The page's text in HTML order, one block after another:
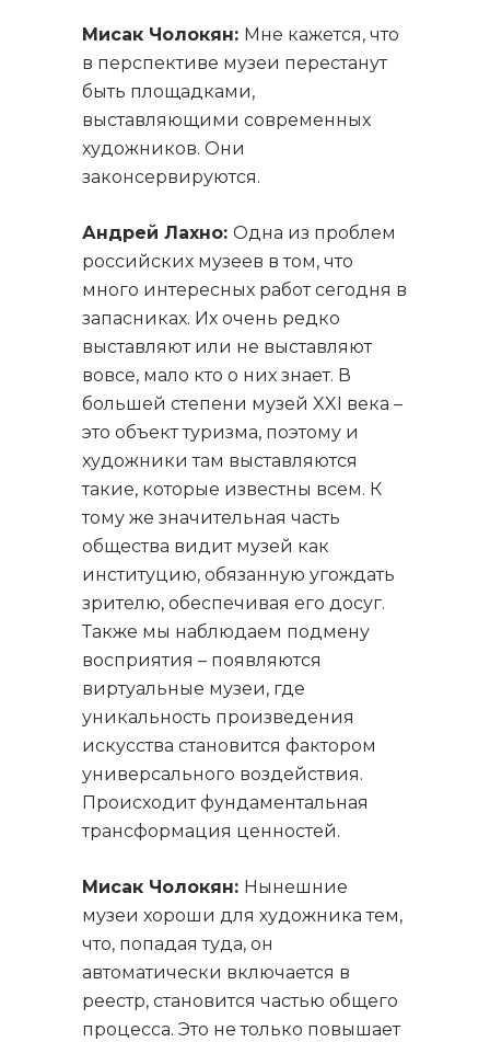
Мисак Чолокян: Мне кажется, что
в перспективе музеи перестанут
быть площадками,
выставляющими современных
художников. Они
законсервируются.
Андрей Лахно: Одна из проблем
российских музеев в том, что
много интересных работ сегодня в
запасниках. Их очень редко
выставляют или не выставляют
вовсе, мало кто о них знает. В
большей степени музей XXI века –
это объект туризма, поэтому и
художники там выставляются
такие, которые известны всем. К
тому же значительная часть
общества видит музей как
институцию, обязанную угождать
зрителю, обеспечивая его досуг.
Также мы наблюдаем подмену
восприятия – появляются
виртуальные музеи, где
уникальность произведения
искусства становится фактором
универсального воздействия.
Происходит фундаментальная
трансформация ценностей.
Мисак Чолокян: Нынешние
музеи хороши для художника тем,
что, попадая туда, он
автоматически включается в
реестр, становится частью общего
процесса. Это не только повышает